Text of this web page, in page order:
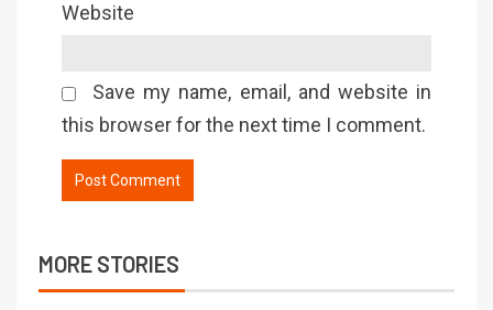
Website
Save my name, email, and website in
this browser for the next time I comment.
MORE STORIES